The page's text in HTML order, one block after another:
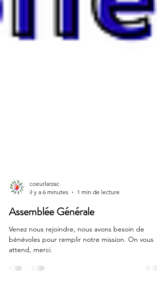
il y a 6 minutes
1 min de lecture
Assemblée Générale
Venez nous rejoindre, nous avons besoin de
attend, merci.